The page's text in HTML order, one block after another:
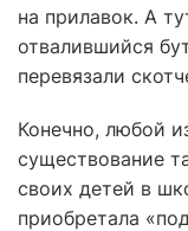
на прилавок. А
отвалившийся
перевязали
Конечно, любой
существование
своих детей в
приобретала